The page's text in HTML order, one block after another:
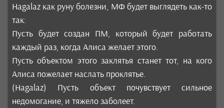
Hagalaz как руну болезни, МФ будет выглядеть как-то
так:
Пусть будет создан ПМ, который будет работать
каждый раз, когда Алиса желает этого.
Пусть объектом этого заклятья станет тот, на кого
Алиса пожелает наслать проклятье.
(Hagalaz) Пусть объект почувствует сильное
недомогание, и тяжело заболеет.